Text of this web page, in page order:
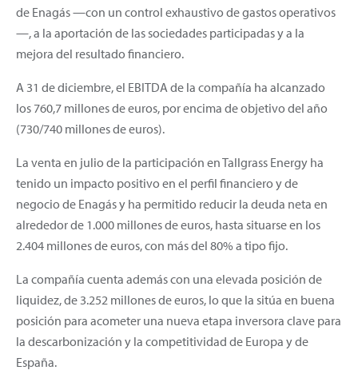
de Enagás —con un control exhaustivo de gastos operativos
—, a la aportación de las sociedades participadas y a la
mejora del resultado financiero.
A 31 de diciembre, el EBITDA de la compañía ha alcanzado
los 760,7 millones de euros, por encima de objetivo del año
(730/740 millones de euros).
La venta en julio de la participación en Tallgrass Energy ha
tenido un impacto positivo en el perfil financiero y de
negocio de Enagás y ha permitido reducir la deuda neta en
alrededor de 1.000 millones de euros, hasta situarse en los
2.404 millones de euros, con más del 80% a tipo fijo.
La compañía cuenta además con una elevada posición de
liquidez, de 3.252 millones de euros, lo que la sitúa en buena
posición para acometer una nueva etapa inversora clave para
la descarbonización y la competitividad de Europa y de
España.